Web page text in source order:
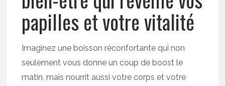
papilles et votre vitalité
Imaginez une boisson réconfortante qui non
seulement vous donne un coup de boost le
matin, mais nourrit aussi votre corps et votre